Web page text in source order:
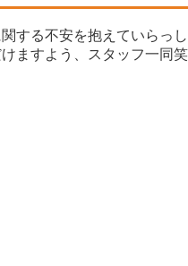
する不安を抱えていらっ
ますよう、スタッフ一同